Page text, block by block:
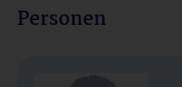
Personen